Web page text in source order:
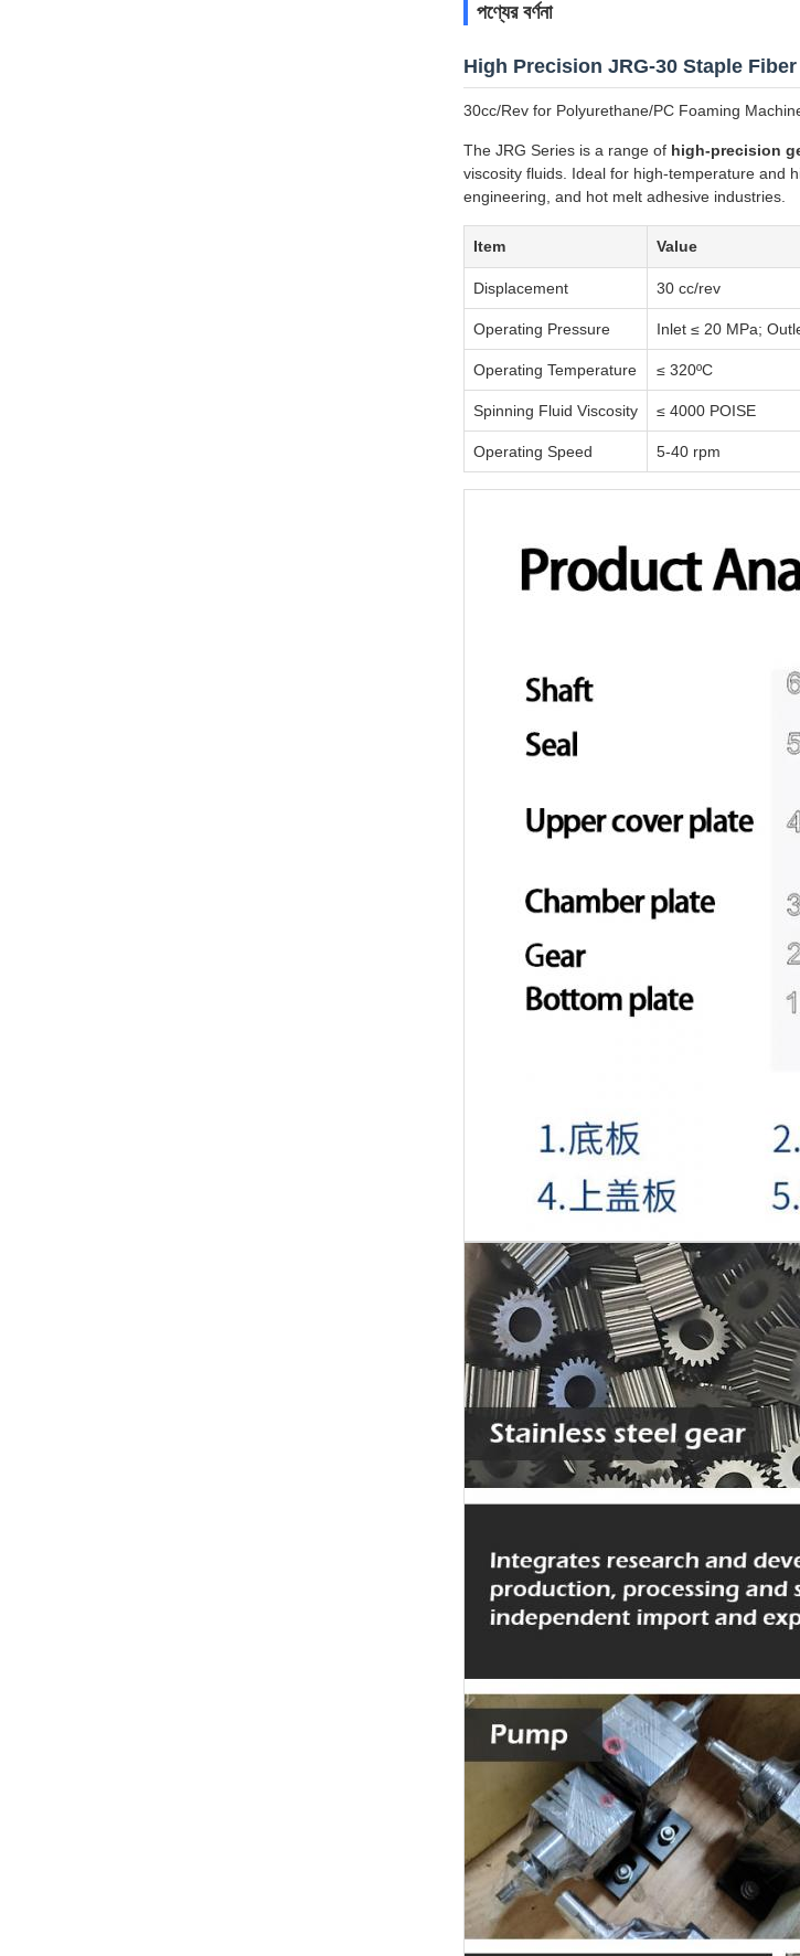
পণ্যের বর্ণনা
High Precision JRG-30 Staple
30cc/Rev for Polyurethane/PC Foaming
The JRG Series is a range of high-precision
viscosity fluids. Ideal for high-temperature and
engineering, and hot melt adhesive industries.
Item Value
Displacement 30 cc/rev
Operating Pressure Inlet ≤ 20 MPa;
Operating Temperature ≤ 320ºC
Spinning Fluid Viscosity ≤ 4000 POISE
Operating Speed 5-40 rpm